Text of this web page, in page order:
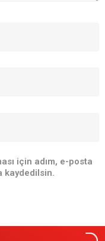
için adım, e-posta
kaydedilsin.